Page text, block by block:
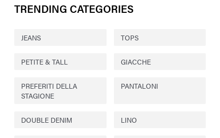
TRENDING CATEGORIES
JEANS TOPS
PETITE & TALL GIACCHE
PREFERITI DELLA
STAGIONE
PANTALONI
DOUBLE DENIM LINO